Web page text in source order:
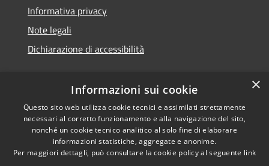
Informativa privacy
Note legali
Dichiarazione di accessibilità
RSS
Accessibilità
Copyright © 2026 • Comune di
×
Informazioni sui cookie
Questo sito web utilizza cookie tecnici e assimilati strettamente
necessari al corretto funzionamento e alla navigazione del sito,
nonché un cookie tecnico analitico al solo fine di elaborare
informazioni statistiche, aggregate e anonime.
Per maggiori dettagli, può consultare la cookie policy al seguente link